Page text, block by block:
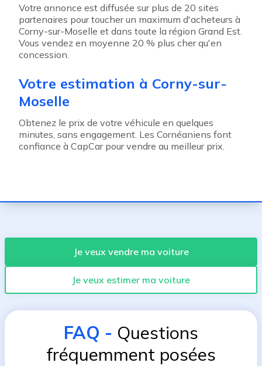
Votre annonce est diffusée sur plus de 20 sites
partenaires pour toucher un maximum d'acheteurs à
Corny-sur-Moselle et dans toute la région Grand Est.
Vous vendez en moyenne 20 % plus cher qu'en
concession.
Votre estimation à Corny-sur-
Moselle
Obtenez le prix de votre véhicule en quelques
minutes, sans engagement. Les Cornéaniens font
confiance à CapCar pour vendre au meilleur prix.
Je veux vendre ma voiture
Je veux estimer ma voiture
FAQ - Questions
fréquemment posées